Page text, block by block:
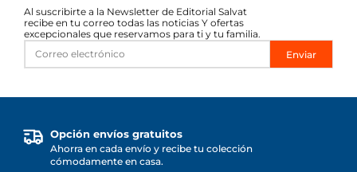
Al suscribirte a la Newsletter de Editorial Salvat
recibe en tu correo todas las noticias Y ofertas
excepcionales que reservamos para ti y tu familia.
Enviar
Opción envíos gratuitos
Ahorra en cada envío y recibe tu colección
cómodamente en casa.